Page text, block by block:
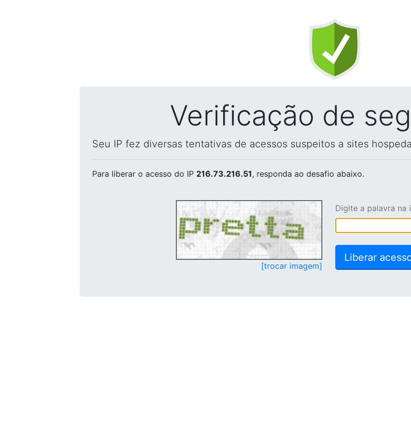
Verificação de
Seu IP fez diversas tentativas de acessos suspeitos a sites
Para liberar o acesso do IP 216.73.216.51, responda ao desafio abaixo.
[trocar imagem]
Digite a palavra na